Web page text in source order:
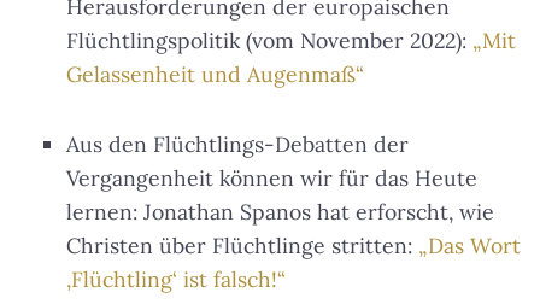
Herausforderungen der europäischen
Flüchtlingspolitik (vom November 2022): „Mit
Gelassenheit und Augenmaß“
Aus den Flüchtlings-Debatten der
Vergangenheit können wir für das Heute
lernen: Jonathan Spanos hat erforscht, wie
Christen über Flüchtlinge stritten: „Das Wort
‚Flüchtling‘ ist falsch!“